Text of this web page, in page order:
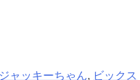
ジャッキーちゃん, ビックス